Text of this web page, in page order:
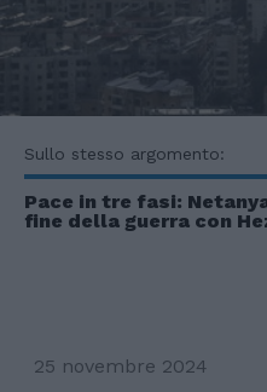
Sullo stesso argomento:
Pace in tre fasi:
fine della guerra con
25 novembre 2024